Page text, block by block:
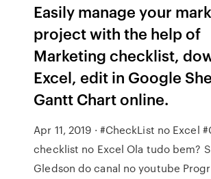
Easily manage your
project with the help of
Marketing checklist,
Excel, edit in Google
Gantt Chart online.
Apr 11, 2019 · #CheckList no Excel
checklist no Excel Ola tudo bem?
Gledson do canal no youtube